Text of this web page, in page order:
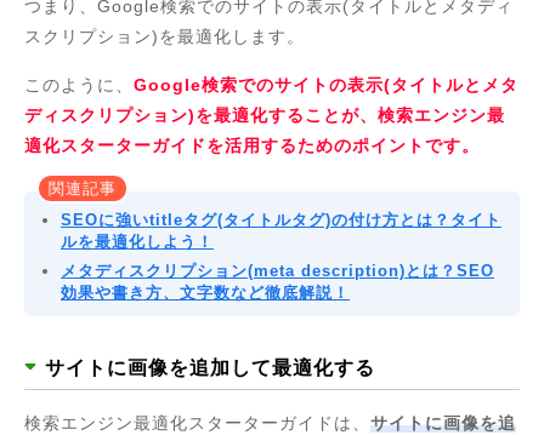
つまり、Google検索でのサイトの表示(タイトルとメタディ
スクリプション)を最適化します。
このように、 Google検索でのサイトの表示(タイトルとメタ
ディスクリプション)を最適化することが、検索エンジン最
適化スターターガイドを活用するためのポイントです。
関連記事
SEOに強いtitleタグ(タイトルタグ)の付け方とは？タイト
ルを最適化しよう！
メタディスクリプション(meta description)とは？SEO
効果や書き方、文字数など徹底解説！
サイトに画像を追加して最適化する
検索エンジン最適化スターターガイドは、 サイトに画像を追